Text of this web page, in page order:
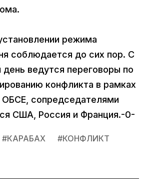
режима
соблюдается до сих пор. С
день ведутся переговоры по
конфликта в рамках
ОБСЕ, сопредседателями
США, Россия и Франция.-0-
#КАРАБАХ #КОНФЛИКТ